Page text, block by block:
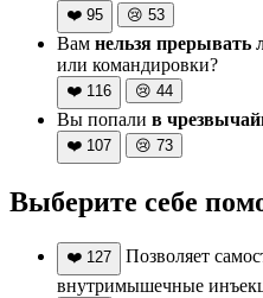
❤️ 95 😢 53
Вам нельзя прерывать
или командировки?
❤️ 116 😢 44
Вы попали в
❤️ 107 😢 73
Выберите себе
❤️ 127
Позволяет
внутримышечные